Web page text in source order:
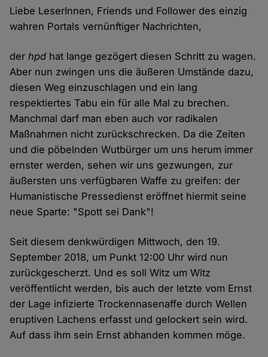
Liebe LeserInnen, Friends und Follower des einzig
wahren Portals vernünftiger Nachrichten,
derhpd hat lange gezögert diesen Schritt zu wagen.
Aber nun zwingen uns die äußeren Umstände dazu,
diesen Weg einzuschlagen und ein lang
respektiertes Tabu ein für alle Mal zu brechen.
Manchmal darf man eben auch vor radikalen
Maßnahmen nicht zurückschrecken. Da die Zeiten
und die pöbelnden Wutbürger um uns herum immer
ernster werden, sehen wir uns gezwungen, zur
äußersten uns verfügbaren Waffe zu greifen: der
Humanistische Pressedienst eröffnet hiermit seine
neue Sparte: "Spott sei Dank"!
Seit diesem denkwürdigen Mittwoch, den 19.
September 2018, um Punkt 12:00 Uhr wird nun
zurückgescherzt. Und es soll Witz um Witz
veröffentlicht werden, bis auch der letzte vom Ernst
der Lage infizierte Trockennasenaffe durch Wellen
eruptiven Lachens erfasst und gelockert sein wird.
Auf dass ihm sein Ernst abhanden kommen möge.